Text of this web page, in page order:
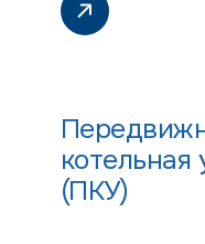
котельная
(ПКУ)